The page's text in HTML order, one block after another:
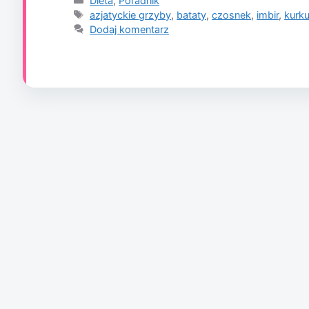
Tagi
azjatyckie grzyby, bataty,czosnek, imbir,
Dodaj komentarz